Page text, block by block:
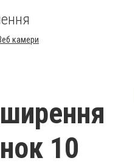
камери
10